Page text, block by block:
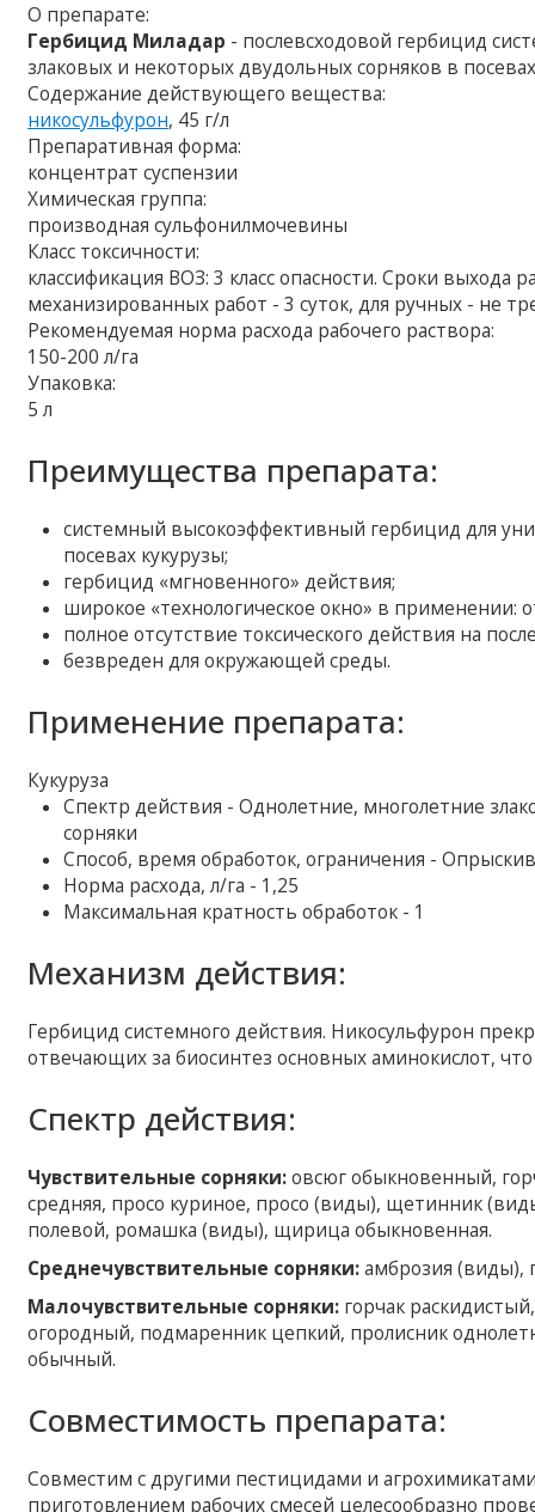
О препарате:
Гербицид Миладар - послевсходовой гербицид
злаковых и некоторых двудольных сорняков в
Содержание действующего вещества:
никосульфурон, 45 г/л
Препаративная форма:
концентрат суспензии
Химическая группа:
производная сульфонилмочевины
Класс токсичности:
классификация ВОЗ: 3 класс опасности. Сроки
механизированных работ - 3 суток, для ручных - не
Рекомендуемая норма расхода рабочего раствора:
150-200 л/га
Упаковка:
5 л
Преимущества препарата:
системный высокоэффективный гербицид для
посевах кукурузы;
гербицид «мгновенного» действия;
широкое «технологическое окно» в применении:
полное отсутствие токсического действия на
безвреден для окружающей среды.
Применение препарата:
Кукуруза
Спектр действия - Однолетние, многолетние
сорняки
Способ, время обработок, ограничения -
Норма расхода, л/га - 1,25
Максимальная кратность обработок - 1
Механизм действия:
Гербицид системного действия. Никосульфурон
отвечающих за биосинтез основных аминокислот,
Спектр действия:
Чувствительные сорняки:овсюг обыкновенный,
средняя, просо куриное, просо (виды), щетинник
полевой, ромашка (виды), щирица обыкновенная.
Среднечувствительные сорняки:амброзия (виды),
Малочувствительные сорняки: горчак
огородный, подмаренник цепкий, пролисник
обычный.
Совместимость препарата:
Совместим с другими пестицидами и
приготовлением рабочих смесей целесообразно